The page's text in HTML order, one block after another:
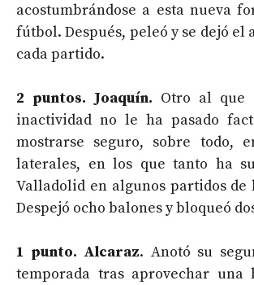
acostumbrándose a esta nueva
fútbol. Después, peleó y se dejó el
cada partido.
2 puntos. Joaquín. Otro al que
inactividad no le ha pasado
mostrarse seguro, sobre todo,
laterales, en los que tanto ha
Valladolid en algunos partidos de
Despejó ocho balones y bloqueó
1 punto. Alcaraz. Anotó su
temporada tras aprovechar una